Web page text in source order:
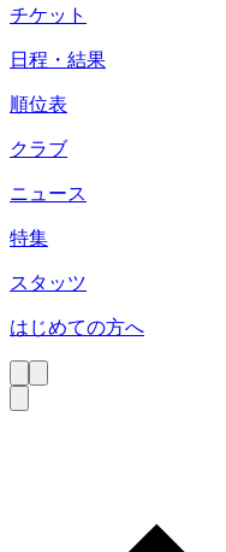
チケット
日程・結果
順位表
クラブ
ニュース
特集
スタッツ
はじめての方へ